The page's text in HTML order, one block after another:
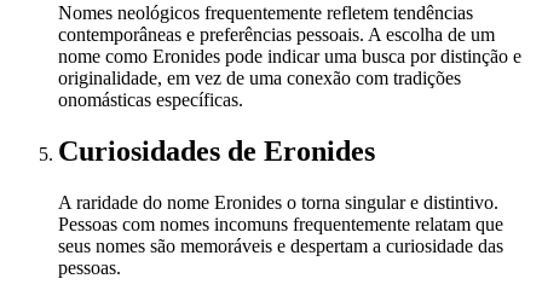
Nomes neológicos frequentemente refletem tendências
contemporâneas e preferências pessoais. A escolha de um
nome como Eronides pode indicar uma busca por distinção e
originalidade, em vez de uma conexão com tradições
onomásticas específicas.
Curiosidades de Eronides
A raridade do nome Eronides o torna singular e distintivo.
Pessoas com nomes incomuns frequentemente relatam que
seus nomes são memoráveis e despertam a curiosidade das
pessoas.